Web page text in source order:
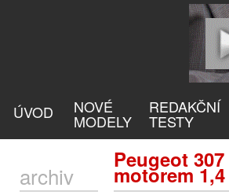
ÚVOD NOVÉ
MODELY
REDAKČNÍ
TESTY
Peugeot
motorem
archiv